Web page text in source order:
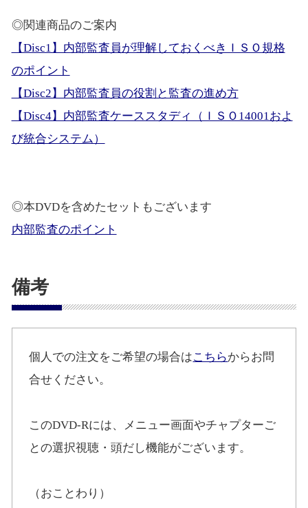
◎関連商品のご案内
【Disc1】内部監査員が理解しておくべきＩＳＯ規格
のポイント
【Disc2】内部監査員の役割と監査の進め方
【Disc4】内部監査ケーススタディ（ＩＳＯ14001およ
び統合システム）
◎本DVDを含めたセットもございます
内部監査のポイント
備考
個人での注文をご希望の場合はこちらからお問
合せください。
このDVD-Rには、メニュー画面やチャプターご
との選択視聴・頭だし機能がございます。
（おことわり）